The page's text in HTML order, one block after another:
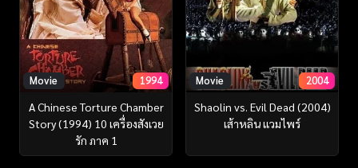
Movie 1994
A Chinese Torture Chamber
Story (1994) 10 เครื่องสังเวย
รัก ภาค 1
Movie 2004
Shaolin vs. Evil Dead (2004)
เส้าหลิน แวมไพร์